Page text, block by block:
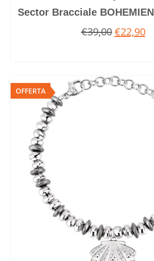
Sector Bracciale
€39,00 €22,90
OFFERTA